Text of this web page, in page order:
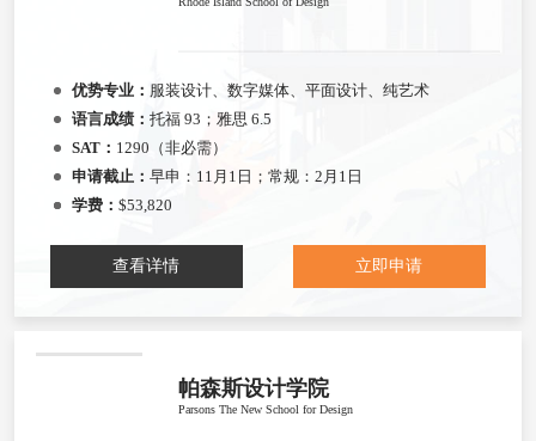
优势专业： 服装设计、数字媒体、平面设计、纯艺术
语言成绩： 托福 93；雅思 6.5
SAT： 1290（非必需）
申请截止： 早申：11月1日；常规：2月1日
学费： $53,820
查看详情 立即申请
帕森斯设计学院
Parsons The New School for Design